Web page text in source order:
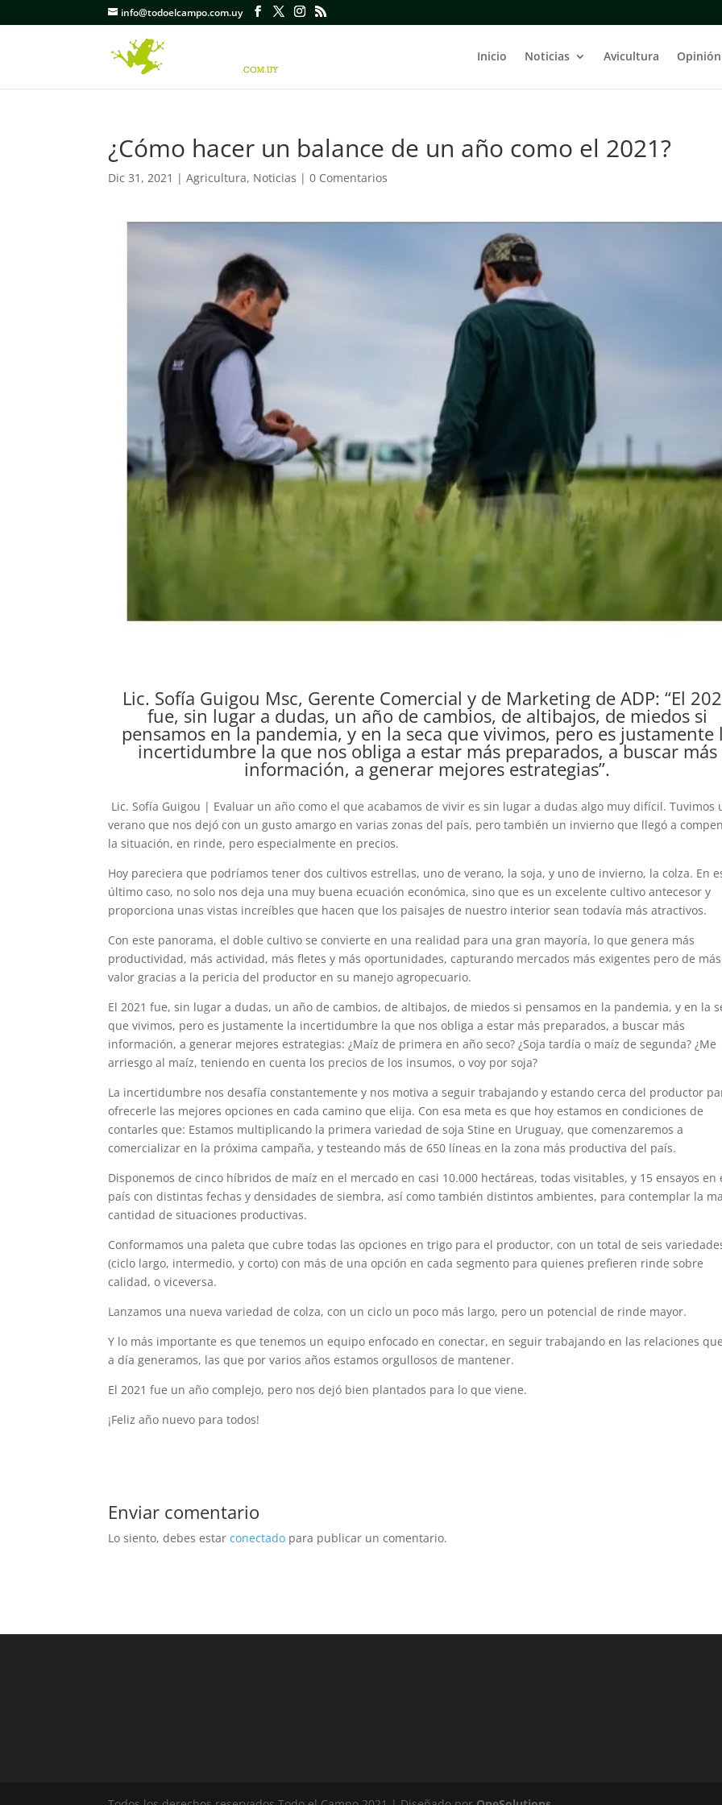
info@todoelcampo.com.uy
Inicio Noticias Avicultura Opinión
¿Cómo hacer un balance de un año como el 2021?
Dic 31, 2021 |Agricultura, Noticias |0 Comentarios
Lic. Sofía Guigou Msc, Gerente Comercial y de Marketing de ADP: “El
fue, sin lugar a dudas, un año de cambios, de altibajos, de miedos si
pensamos en la pandemia, y en la seca que vivimos, pero es justamente
incertidumbre la que nos obliga a estar más preparados, a buscar más
información, a generar mejores estrategias”.
Lic. Sofía Guigou | Evaluar un año como el que acabamos de vivir es sin lugar a dudas algo muy difícil. Tuvimos
verano que nos dejó con un gusto amargo en varias zonas del país, pero también un invierno que llegó a
la situación, en rinde, pero especialmente en precios.
Hoy pareciera que podríamos tener dos cultivos estrellas, uno de verano, la soja, y uno de invierno, la colza. En
último caso, no solo nos deja una muy buena ecuación económica, sino que es un excelente cultivo antecesor y
proporciona unas vistas increíbles que hacen que los paisajes de nuestro interior sean todavía más atractivos.
Con este panorama, el doble cultivo se convierte en una realidad para una gran mayoría, lo que genera más
productividad, más actividad, más fletes y más oportunidades, capturando mercados más exigentes pero de más
valor gracias a la pericia del productor en su manejo agropecuario.
El 2021 fue, sin lugar a dudas, un año de cambios, de altibajos, de miedos si pensamos en la pandemia, y en la
que vivimos, pero es justamente la incertidumbre la que nos obliga a estar más preparados, a buscar más
información, a generar mejores estrategias: ¿Maíz de primera en año seco? ¿Soja tardía o maíz de segunda? ¿Me
arriesgo al maíz, teniendo en cuenta los precios de los insumos, o voy por soja?
La incertidumbre nos desafía constantemente y nos motiva a seguir trabajando y estando cerca del productor
ofrecerle las mejores opciones en cada camino que elija. Con esa meta es que hoy estamos en condiciones de
contarles que: Estamos multiplicando la primera variedad de soja Stine en Uruguay, que comenzaremos a
comercializar en la próxima campaña, y testeando más de 650 líneas en la zona más productiva del país.
Disponemos de cinco híbridos de maíz en el mercado en casi 10.000 hectáreas, todas visitables, y 15 ensayos en
país con distintas fechas y densidades de siembra, así como también distintos ambientes, para contemplar la
cantidad de situaciones productivas.
Conformamos una paleta que cubre todas las opciones en trigo para el productor, con un total de seis
(ciclo largo, intermedio, y corto) con más de una opción en cada segmento para quienes prefieren rinde sobre
calidad, o viceversa.
Lanzamos una nueva variedad de colza, con un ciclo un poco más largo, pero un potencial de rinde mayor.
Y lo más importante es que tenemos un equipo enfocado en conectar, en seguir trabajando en las relaciones
a día generamos, las que por varios años estamos orgullosos de mantener.
El 2021 fue un año complejo, pero nos dejó bien plantados para lo que viene.
¡Feliz año nuevo para todos!
Enviar comentario
Lo siento, debes estarconectado para publicar un comentario.